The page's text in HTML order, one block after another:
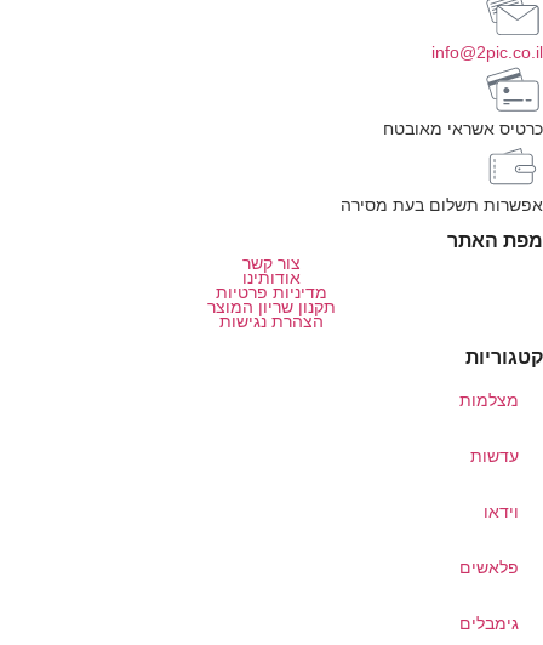
info@2pic.co.il
כרטיס אשראי מאובטח
אפשרות תשלום בעת מסירה
מפת האתר
צור קשר
אודותינו
מדיניות פרטיות
תקנון שריון המוצר
הצהרת נגישות
קטגוריות
מצלמות
עדשות
וידאו
פלאשים
גימבלים